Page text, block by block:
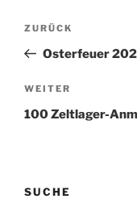
Vorheriger
Beitrag
ZURÜCK
Osterfeuer
Nächster
Beitrag
WEITER
100 Zeltlager-
SUCHE